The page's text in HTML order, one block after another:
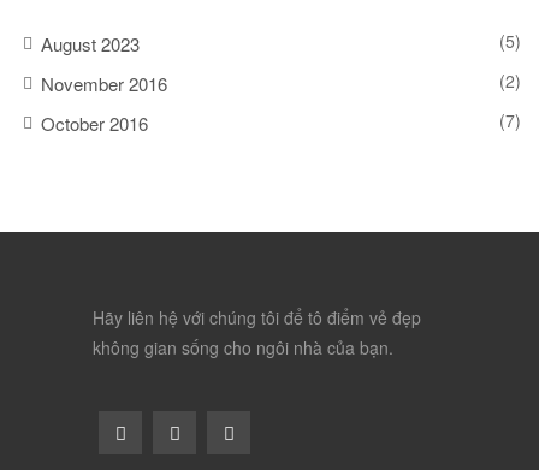
August 2023 (5)
November 2016 (2)
October 2016 (7)
Hãy liên hệ với chúng tôi để tô điểm vẻ đẹp
không gian sống cho ngôi nhà của bạn.